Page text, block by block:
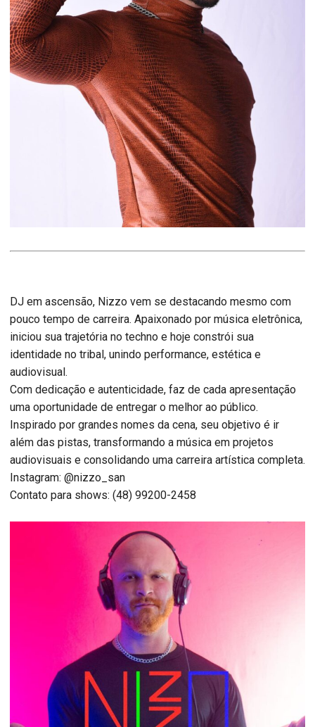
DJ em ascensão, Nizzo vem se destacando mesmo com
pouco tempo de carreira. Apaixonado por música eletrônica,
iniciou sua trajetória no techno e hoje constrói sua
identidade no tribal, unindo performance, estética e
audiovisual.
Com dedicação e autenticidade, faz de cada apresentação
uma oportunidade de entregar o melhor ao público.
Inspirado por grandes nomes da cena, seu objetivo é ir
além das pistas, transformando a música em projetos
audiovisuais e consolidando uma carreira artística completa.
Instagram: @nizzo_san
Contato para shows: (48) 99200-2458